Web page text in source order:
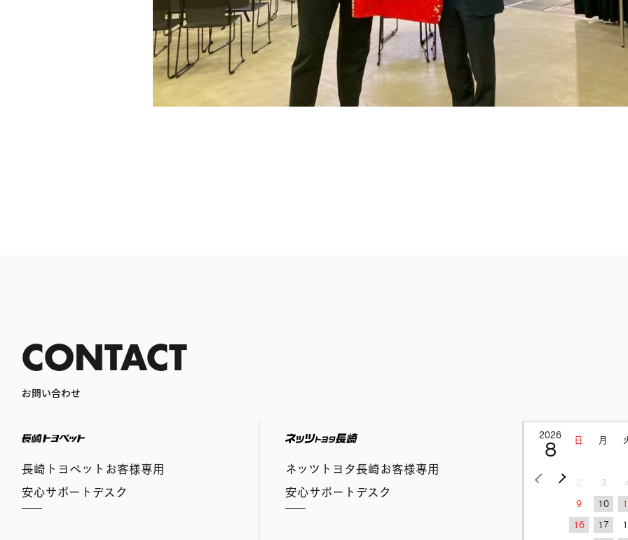
CONTACT
お問い合わせ
長崎トヨペットお客様専用
安心サポートデスク
ネッツトヨタ長崎お客様専用
安心サポートデスク
<前の月
2026
8
次の月>
日 月
2 3
9
10
16
17